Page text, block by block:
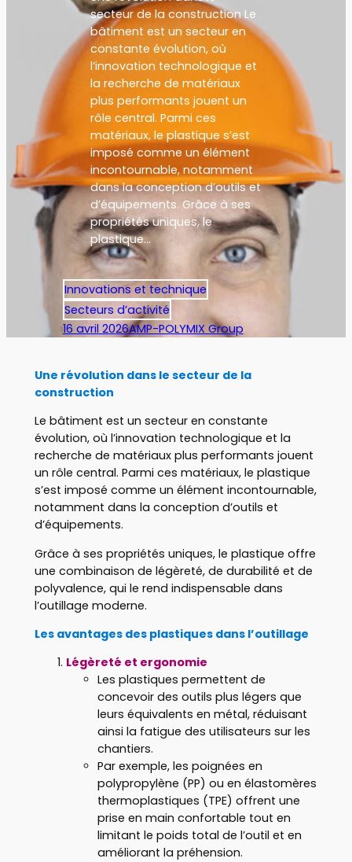
secteur de la construction Le
bâtiment est un secteur en
constante évolution, où
l’innovation technologique et
la recherche de matériaux
plus performants jouent un
rôle central. Parmi ces
matériaux, le plastique s’est
imposé comme un élément
incontournable, notamment
dans la conception d’outils et
d’équipements. Grâce à ses
propriétés uniques, le
plastique…
Innovations et technique
Secteurs d’activité
16 avril 2026AMP-POLYMIX Group
Une révolution dans le secteur de la
construction
Le bâtiment est un secteur en constante
évolution, où l’innovation technologique et la
recherche de matériaux plus performants jouent
un rôle central. Parmi ces matériaux, le plastique
s’est imposé comme un élément incontournable,
notamment dans la conception d’outils et
d’équipements.
Grâce à ses propriétés uniques, le plastique offre
une combinaison de légèreté, de durabilité et de
polyvalence, qui le rend indispensable dans
l’outillage moderne.
Les avantages des plastiques dans l’outillage
Légèreté et ergonomie
Les plastiques permettent de
concevoir des outils plus légers que
leurs équivalents en métal, réduisant
ainsi la fatigue des utilisateurs sur les
chantiers.
Par exemple, les poignées en
polypropylène (PP) ou en élastomères
thermoplastiques (TPE) offrent une
prise en main confortable tout en
limitant le poids total de l’outil et en
améliorant la préhension.